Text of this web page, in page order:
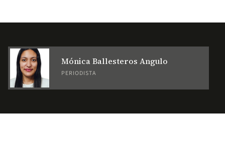
Mónica Ballesteros Angulo
PERIODISTA